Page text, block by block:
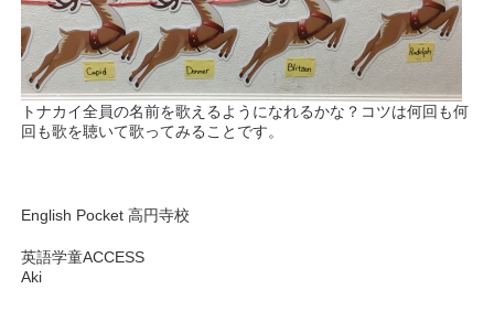
トナカイ全員の名前を歌えるようになれるかな？コツは何回も何
回も歌を聴いて歌ってみることです。
English Pocket 高円寺校
英語学童ACCESS
Aki